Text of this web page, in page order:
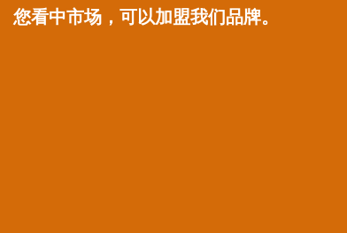
您看中市场，可以加盟我们品牌。